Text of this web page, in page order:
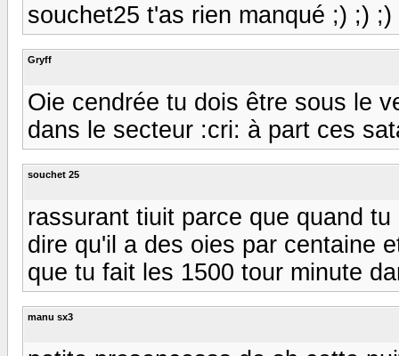
souchet25 t'as rien manqué ;) ;) ;)
Gryff
Oie cendrée tu dois être sous le
dans le secteur :cri: à part ces
souchet 25
rassurant tiuit parce que quand
dire qu'il a des oies par centaine
que tu fait les 1500 tour minute
manu sx3